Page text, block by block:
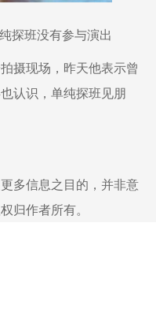
探班没有参与演出
摄现场，昨天他表示曾
认识，单纯探班见朋
多信息之目的，并非意
归作者所有。